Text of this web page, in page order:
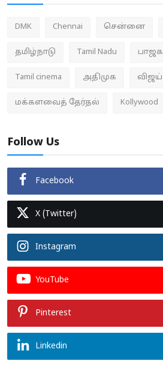
DMK Chennai சென்னை
தமிழ்நாடு Tamil Nadu பாஜக
Tamil cinema அதிமுக விஜய்
மக்களவைத் தேர்தல் Kollywood
Follow Us
Facebook
X (Twitter)
Instagram
YouTube
Pinterest
Linkedin